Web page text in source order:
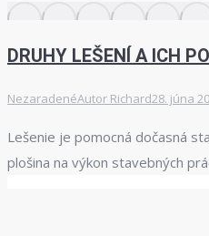
DRUHY LEŠENÍ A ICH
NezaradenéAutor Richard28. júna
Lešenie je pomocná dočasná
plošina na výkon stavebných